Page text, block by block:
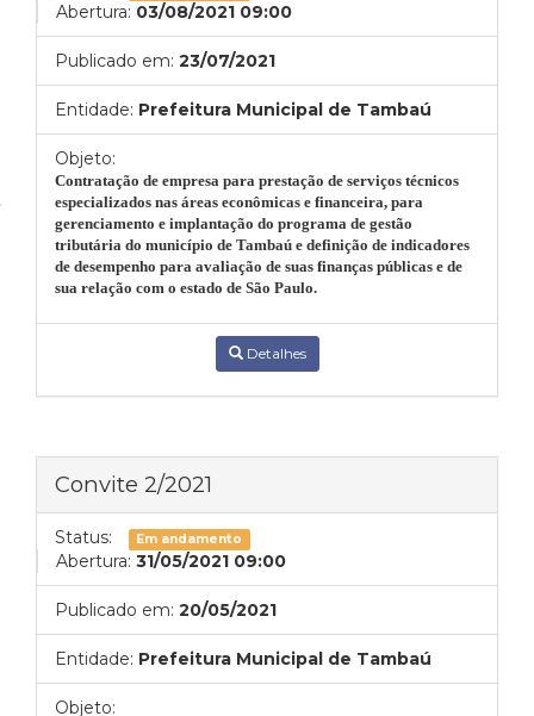
Abertura: 03/08/2021 09:00
Publicado em: 23/07/2021
Entidade: Prefeitura Municipal de Tambaú
Objeto:
Contratação de empresa para prestação de serviços técnicos
especializados nas áreas econômicas e financeira, para
gerenciamento e implantação do programa de gestão
tributária do município de Tambaú e definição de indicadores
de desempenho para avaliação de suas finanças públicas e de
sua relação com o estado de São Paulo.
Detalhes
Convite 2/2021
Status: Em andamento
Abertura: 31/05/2021 09:00
Publicado em: 20/05/2021
Entidade: Prefeitura Municipal de Tambaú
Objeto: